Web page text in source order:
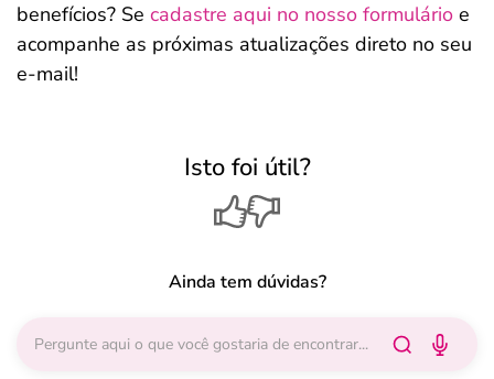
benefícios? Se cadastre aqui no nosso formulário e
acompanhe as próximas atualizações direto no seu
e-mail!
Isto foi útil?
Ainda tem dúvidas?